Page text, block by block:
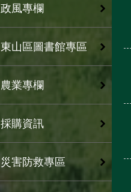
政風專欄
東山區圖書館專區
農業專欄
採購資訊
災害防救專區